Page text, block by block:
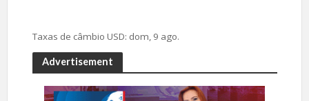
Taxas de câmbio USD: dom, 9 ago.
Advertisement